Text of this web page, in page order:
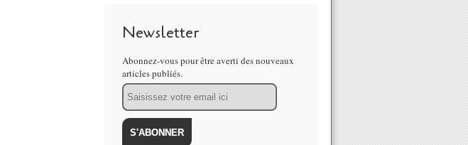
Newsletter
Abonnez-vous pour être averti des nouveaux
articles publiés.
Email